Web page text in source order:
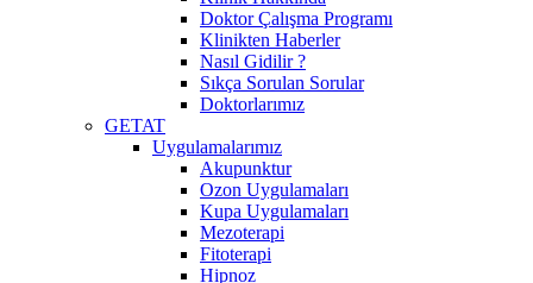
Doktor Çalışma Programı
Klinikten Haberler
Nasıl Gidilir ?
Sıkça Sorulan Sorular
Doktorlarımız
GETAT
Uygulamalarımız
Akupunktur
Ozon Uygulamaları
Kupa Uygulamaları
Mezoterapi
Fitoterapi
Hipnoz